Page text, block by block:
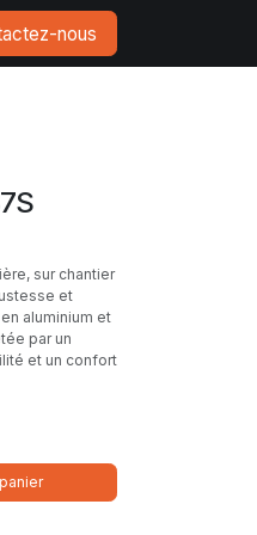
nous
sur chantier
et
aluminium et
par un
et un confort